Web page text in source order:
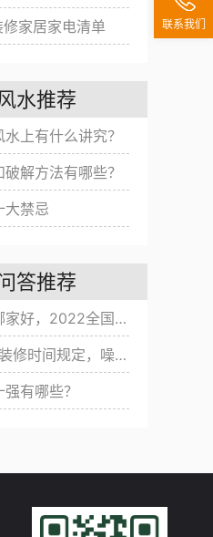
家居家电清单
水推荐
上有什么讲究？
解方法有哪些？
大禁忌
答推荐
老房装修改造哪家好，2022全国旧房翻新公司十大排名
2022年杭州市装修时间规定，噪音扰民改怎么办？
有哪些？
联系我们